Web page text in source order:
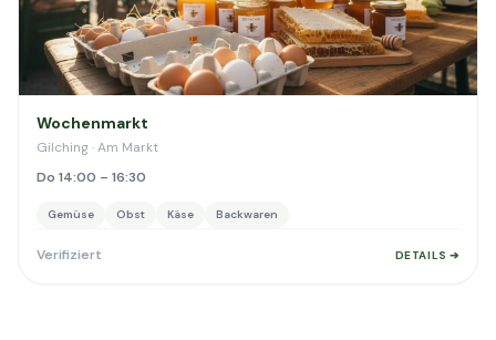
Wochenmarkt
Gilching · Am Markt
Do 14:00 – 16:30
Gemüse Obst Käse Backwaren
Verifiziert DETAILS ➔